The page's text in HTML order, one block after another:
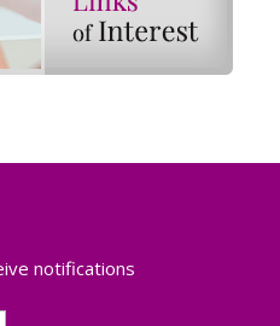
notifications